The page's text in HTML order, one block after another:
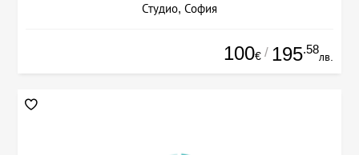
Студио, София
100€ / 195.58
лв.